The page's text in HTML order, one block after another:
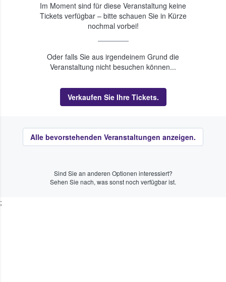
Im Moment sind für diese Veranstaltung keine
Tickets verfügbar – bitte schauen Sie in Kürze
nochmal vorbei!
Oder falls Sie aus irgendeinem Grund die
Veranstaltung nicht besuchen können...
Verkaufen Sie Ihre Tickets.
Alle bevorstehenden Veranstaltungen anzeigen.
Sind Sie an anderen Optionen interessiert?
Sehen Sie nach, was sonst noch verfügbar ist.
;